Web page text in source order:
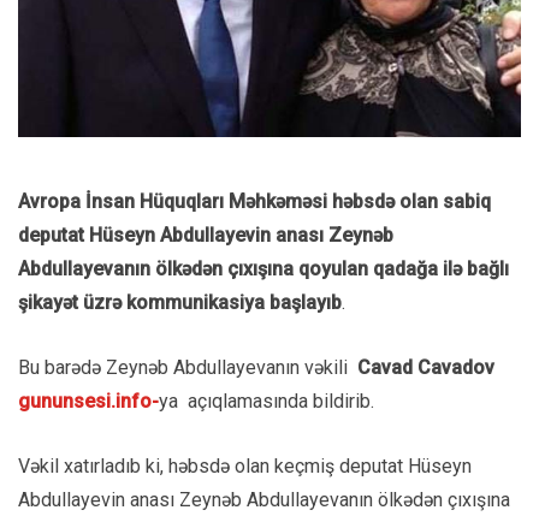
Avropa İnsan Hüquqları Məhkəməsi həbsdə olan sabiq
deputat Hüseyn Abdullayevin anası Zeynəb
Abdullayevanın ölkədən çıxışına qoyulan qadağa ilə bağlı
şikayət üzrə kommunikasiya başlayıb.
Bu barədə Zeynəb Abdullayevanın vəkili Cavad Cavadov
gununsesi.info-ya açıqlamasında bildirib.
Vəkil xatırladıb ki, həbsdə olan keçmiş deputat Hüseyn
Abdullayevin anası Zeynəb Abdullayevanın ölkədən çıxışına